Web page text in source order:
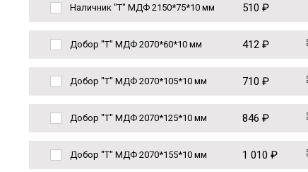
Наличник "Т" МДФ 2150*75*10 мм 510 ₽
Добор "Т" МДФ 2070*60*10 мм 412 ₽
Добор "Т" МДФ 2070*105*10 мм 710 ₽
Добор "Т" МДФ 2070*125*10 мм 846 ₽
Добор "Т" МДФ 2070*155*10 мм 1 010 ₽